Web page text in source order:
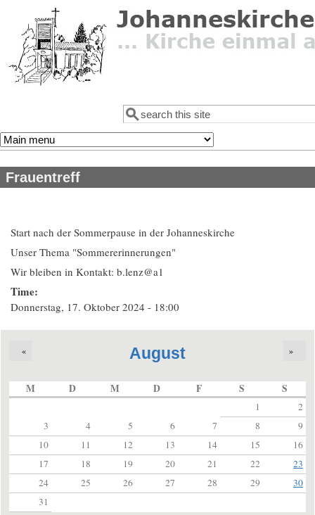
Direkt zum Inhalt
Suchformular
Suche
Frauentreff
Start nach der Sommerpause in der Johanneskirche
Unser Thema "Sommererinnerungen"
Wir bleiben in Kontakt: b.lenz@a1
Time:
Donnerstag, 17. Oktober 2024 - 18:00
August
« »
M D M D F S S
1
2
3
4 5 6 7 8
9
10
11 12 13 14 15
16
17
18 19 20 21 22
23
24
25 26 27 28 29
30
31